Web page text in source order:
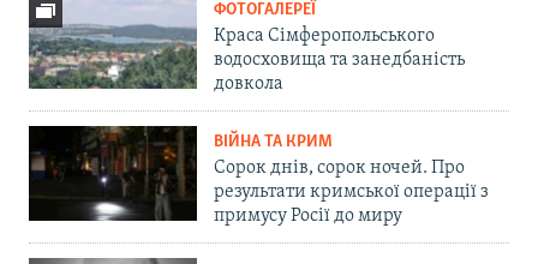
ФОТОГАЛЕРЕЇ
Краса Сімферопольського
водосховища та занедбаність
довкола
ВІЙНА ТА КРИМ
Сорок днів, сорок ночей. Про
результати кримської операції з
примусу Росії до миру